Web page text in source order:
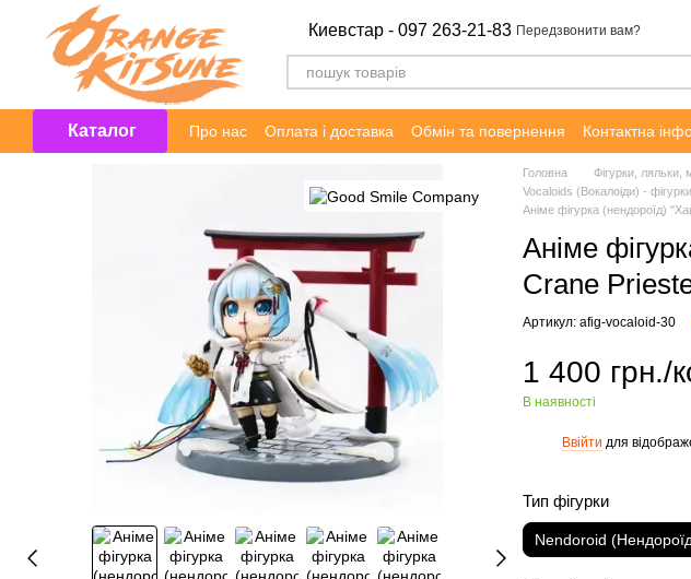
Перейти до основного контенту
Киевстар - 097 263-21-83 Передзвонити вам?
Каталог Про нас Оплата і доставка Обмін та повернення Контактна
Головна Фігурки, ляльки,
Vocaloids (Вокалоіди) -
Аніме фігурка (нендороїд)
Аніме
Crane
Артикул: afig-vocaloid-30
1 400 грн./
В наявності
Ввійти для
Тип фігурки
Nendoroid